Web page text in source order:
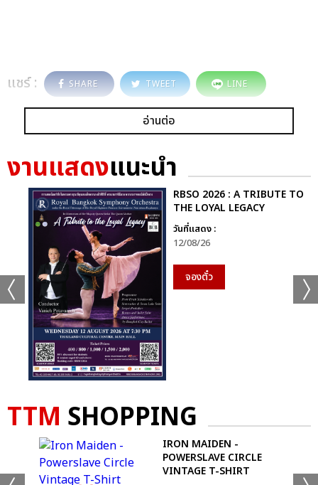
แชร์ : SHARE TWEET LINE
อ่านต่อ
งานแสดงแนะนำ
RBSO 2026 : A TRIBUTE TO
THE LOYAL LEGACY
วันที่แสดง :
12/08/26
จองตั๋ว
TTM SHOPPING
IRON MAIDEN -
POWERSLAVE CIRCLE
VINTAGE T-SHIRT